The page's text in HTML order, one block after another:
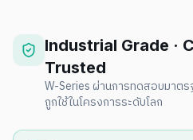
Industrial Grade ·
Trusted
W-Series ผ่านการทดสอบมาต
ถูกใช้ในโครงการระดับโลก